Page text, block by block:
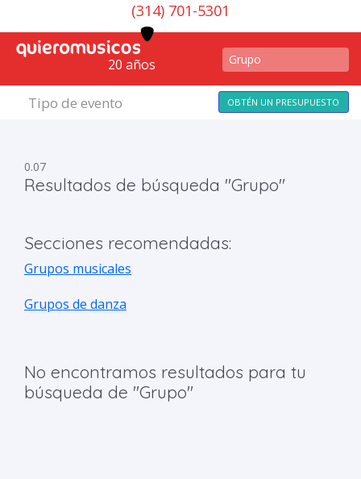
(314) 701-5301
20 años
Tipo de evento OBTÉN UN PRESUPUESTO
0.07
Resultados de búsqueda "Grupo"
Secciones recomendadas:
Grupos musicales
Grupos de danza
No encontramos resultados para tu
búsqueda de "Grupo"